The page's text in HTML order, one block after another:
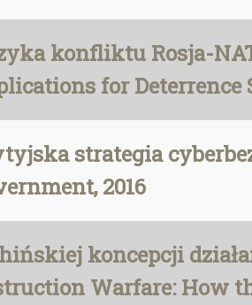
konfliktu Rosja-
for Deterrence
strategia
2016
koncepcji
Warfare: How